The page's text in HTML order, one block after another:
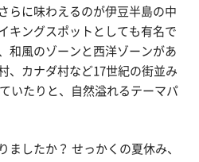
らに味わえるのが伊豆半島の中
キングスポットとしても有名で
和風のゾーンと西洋ゾーンがあ
、カナダ村など17世紀の街並み
いたりと、自然溢れるテーマパ
ましたか？ せっかくの夏休み、